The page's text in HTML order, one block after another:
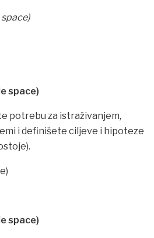
space)
potrebu za istraživanjem,
i definišete ciljeve i hipoteze
space)